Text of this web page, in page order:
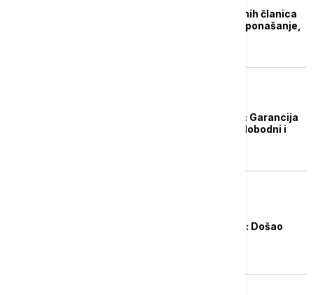
Lula da Silva: Pet stalnih članica
UN treba da promene ponašanje,
Marija Korina Mačado: Garancija
stabilnosti i mira su slobodni i
Orban nakon glasanja: Došao